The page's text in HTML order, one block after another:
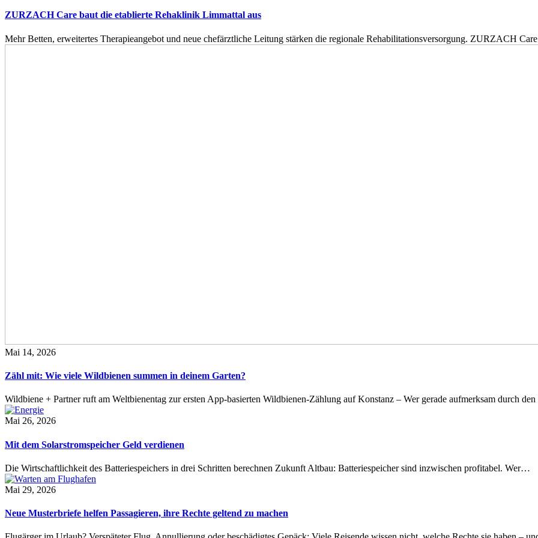
ZURZACH Care baut die etablierte Rehaklinik Limmattal aus
Mehr Betten, erweitertes Therapieangebot und neue chefärztliche Leitung stärken die regionale Rehabilitationsversorgung. ZURZACH
Mai 14, 2026
Zähl mit: Wie viele Wildbienen summen in deinem Garten?
Wildbiene + Partner ruft am Weltbienentag zur ersten App-basierten Wildbienen-Zählung auf Konstanz – Wer gerade aufmerksam durch
Mai 26, 2026
Mit dem Solarstromspeicher Geld verdienen
Die Wirtschaftlichkeit des Batteriespeichers in drei Schritten berechnen Zukunft Altbau: Batteriespeicher sind inzwischen profitabel. Wer…
Mai 29, 2026
Neue Musterbriefe helfen Passagieren, ihre Rechte geltend zu machen